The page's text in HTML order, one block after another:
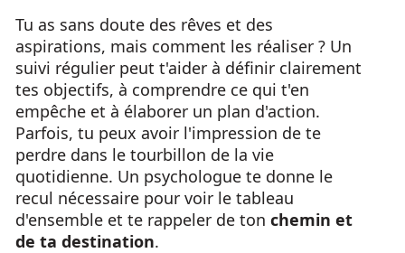
Tu as sans doute des rêves et des
aspirations, mais comment les réaliser ? Un
suivi régulier peut t'aider à définir clairement
tes objectifs, à comprendre ce qui t'en
empêche et à élaborer un plan d'action.
Parfois, tu peux avoir l'impression de te
perdre dans le tourbillon de la vie
quotidienne. Un psychologue te donne le
recul nécessaire pour voir le tableau
d'ensemble et te rappeler de ton chemin et
de ta destination.